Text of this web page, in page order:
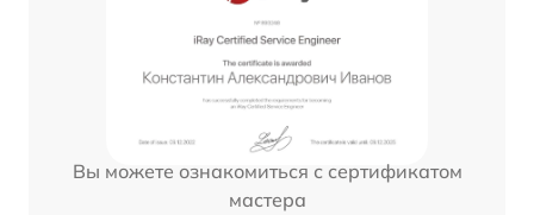
Вы можете ознакомиться с сертификатом
мастера